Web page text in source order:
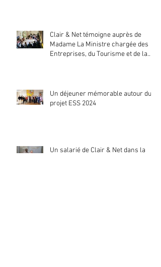
Clair & Net témoigne auprès de
Madame La Ministre chargée des
Entreprises, du Tourisme et de la
Un déjeuner mémorable autour du
projet ESS 2024
Un salarié de Clair & Net dans la